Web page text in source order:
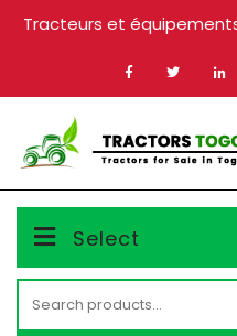
Tracteurs et
Select
for: